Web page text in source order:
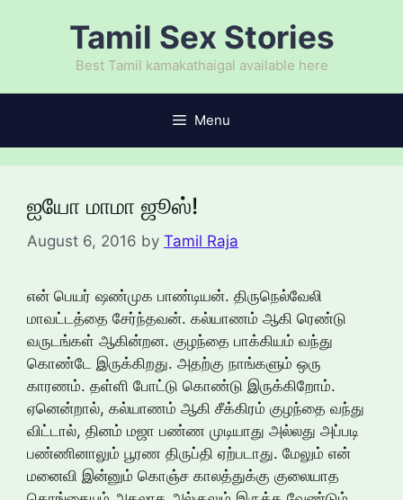
Tamil Sex Stories
Best Tamil kamakathaigal available here
Menu
ஐயோ மாமா ஜூஸ்!
August 6, 2016 by Tamil Raja
என் பெயர் ஷண்முக பாண்டியன். திருநெல்வேலி
மாவட்டத்தை சேர்ந்தவன். கல்யாணம் ஆகி ரெண்டு
வருடங்கள் ஆகின்றன. குழந்தை பாக்கியம் வந்து
கொண்டே இருக்கிறது. அதற்கு நாங்களும் ஒரு
காரணம். தள்ளி போட்டு கொண்டு இருக்கிறோம்.
ஏனென்றால், கல்யாணம் ஆகி சீக்கிரம் குழந்தை வந்து
விட்டால், தினம் மஜா பண்ண முடியாது அல்லது அப்படி
பண்ணினாலும் பூரண திருப்தி ஏற்படாது. மேலும் என்
மனைவி இன்னும் கொஞ்ச காலத்துக்கு குலையாத